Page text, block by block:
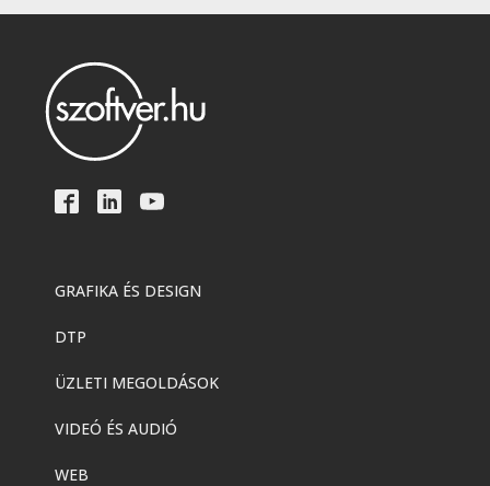
GRAFIKA ÉS DESIGN
DTP
ÜZLETI MEGOLDÁSOK
VIDEÓ ÉS AUDIÓ
WEB